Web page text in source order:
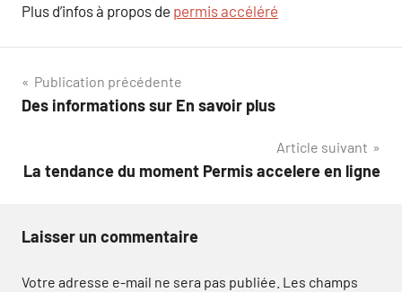
Plus d’infos à propos de permis accéléré
Navigation
de
Publication précédente
Des informations sur En savoir plus
Article suivant
La tendance du moment Permis accelere en ligne
Laisser un commentaire
Votre adresse e-mail ne sera pas publiée. Les champs